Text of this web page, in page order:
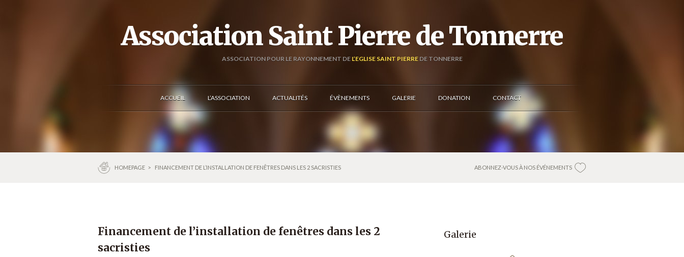
Association Saint Pierre de Tonnerre
ASSOCIATION POUR LE RAYONNEMENT DE L’EGLISE SAINT PIERREDE TONNERRE
ACCUEIL L’ASSOCIATION ACTUALITÉS ÉVÈNEMENTS GALERIE DONATION CONTACT
HOMEPAGE > FINANCEMENT DE L’INSTALLATION DE FENÊTRES DANS LES 2 SACRISTIES ABONNEZ-VOUS À NOS ÉVÉNEMENTS
Financement de l’installation de fenêtres dans les 2
sacristies
Galerie